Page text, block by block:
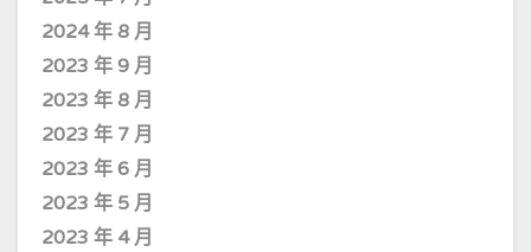
2024 年 8 月
2023 年 9 月
2023 年 8 月
2023 年 7 月
2023 年 6 月
2023 年 5 月
2023 年 4 月